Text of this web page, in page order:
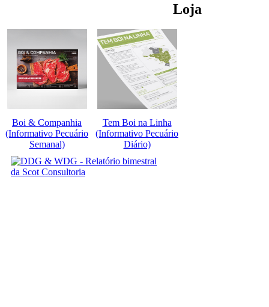
Loja
Boi & Companhia
(Informativo Pecuário
Semanal)
Tem Boi na Linha
(Informativo Pecuário
Diário)